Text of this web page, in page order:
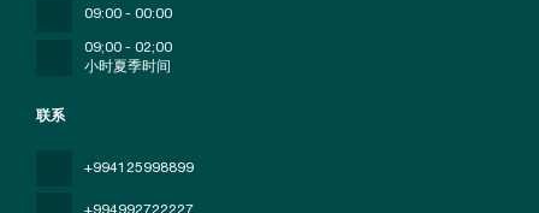
联系
+994125998899
09:00 - 00:00
09;00 - 02;00
小时夏季时间